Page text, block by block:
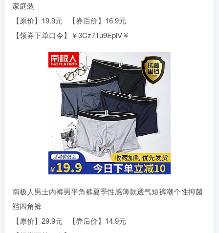
家庭装
【原价】19.9元 【券后价】16.9元
【领券下单口令】￥3Cz71u9EplV￥
南极人男士内裤男平角裤夏季性感薄款透气短裤潮个性抑菌
裆四角裤
【原价】29.9元 【券后价】14.9元